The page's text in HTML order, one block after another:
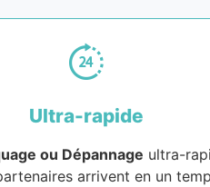
Ultra-rapide
ou Dépannage ultra-
arrivent en un